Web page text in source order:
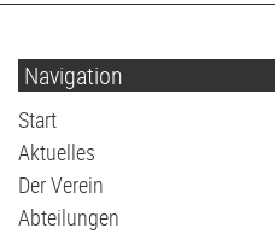
Navigation
Navigation
überspringen
Start
Aktuelles
Der Verein
Abteilungen